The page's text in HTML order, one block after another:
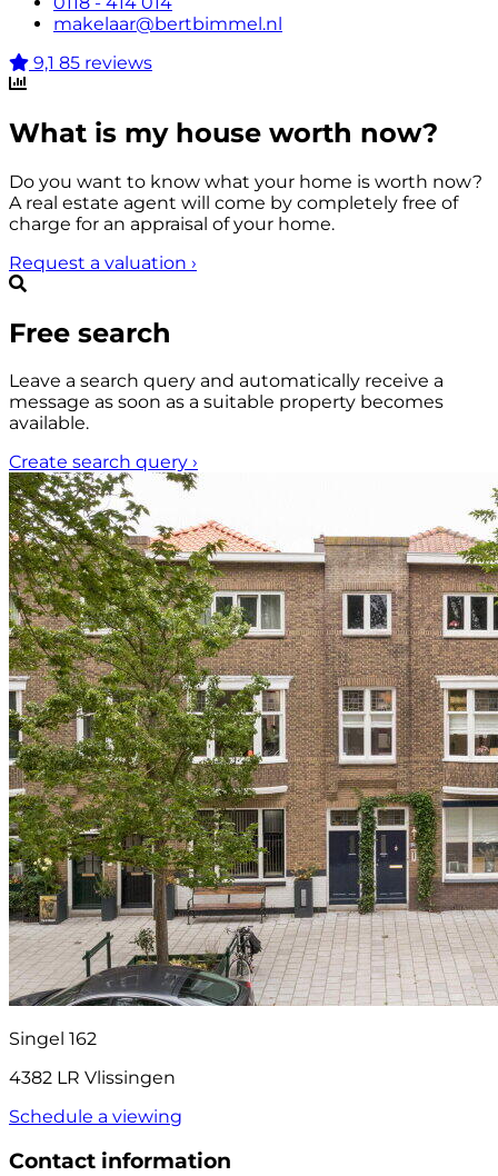
makelaar@bertbimmel.nl
9,1 85 reviews
What is my house worth now?
Do you want to know what your home is worth now?
A real estate agent will come by completely free of
charge for an appraisal of your home.
Request a valuation ›
Free search
Leave a search query and automatically receive a
message as soon as a suitable property becomes
available.
Create search query ›
Singel 162
4382 LR Vlissingen
Schedule a viewing
Contact information